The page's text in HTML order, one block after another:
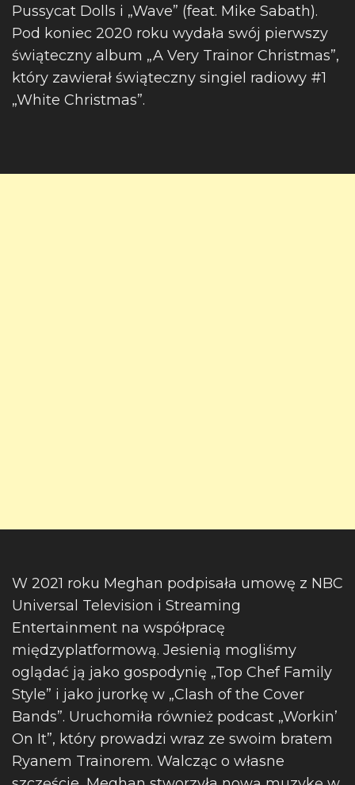
Pussycat Dolls i „Wave” (feat. Mike Sabath).
Pod koniec 2020 roku wydała swój pierwszy
świąteczny album „A Very Trainor Christmas”,
który zawierał świąteczny singiel radiowy #1
„White Christmas”.
W 2021 roku Meghan podpisała umowę z NBC
Universal Television i Streaming
Entertainment na współpracę
międzyplatformową. Jesienią mogliśmy
oglądać ją jako gospodynię „Top Chef Family
Style” i jako jurorkę w „Clash of the Cover
Bands”. Uruchomiła również podcast „Workin’
On It”, który prowadzi wraz ze swoim bratem
Ryanem Trainorem. Walcząc o własne